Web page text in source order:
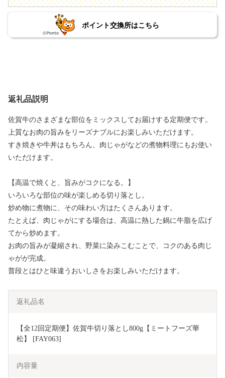
ポイント交換所はこちら
返礼品説明
佐賀牛のさまざまな部位をミックスしてお届けする定期便です。
上質なお肉の旨みをリーズナブルにお楽しみいただけます。
すき焼きや牛丼はもちろん、肉じゃがなどの煮物料理にもお使い
いただけます。
【高温で焼くと、旨みがコクになる。】
いろいろな部位の味が楽しめる切り落とし。
炒め物に煮物に、その味わい方はたくさんあります。
たとえば、肉じゃがにする場合は、高温に熱した鍋に牛脂を広げ
てから炒めます。
お肉の旨みが凝縮され、野菜に染みこむことで、コクのある肉じ
ゃがが完成。
普段とはひと味違うおいしさをお楽しみいただけます。
返礼品名
【全12回定期便】佐賀牛切り落とし800g【ミートフーズ華
松】 [FAY063]
内容量